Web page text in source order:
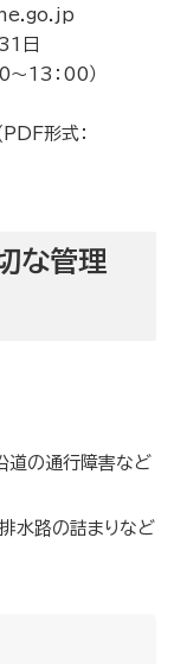
日
～13：00）
形式：
な管理
道の通行障害など
水路の詰まりなど